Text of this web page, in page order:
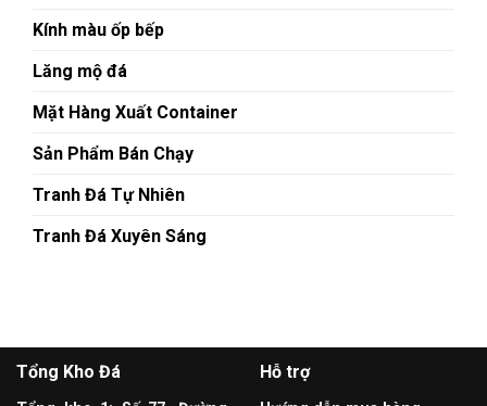
Kính màu ốp bếp
Lăng mộ đá
Mặt Hàng Xuất Container
Sản Phẩm Bán Chạy
Tranh Đá Tự Nhiên
Tranh Đá Xuyên Sáng
Tổng Kho Đá Hỗ trợ